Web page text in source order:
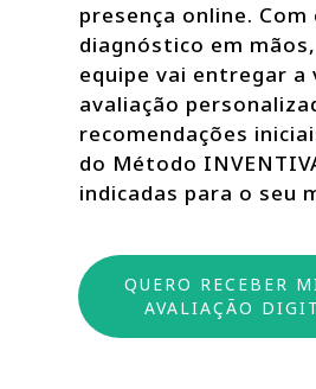
presença online. Com
diagnóstico em
equipe vai entregar a
avaliação
recomendações
do Método
indicadas para o seu
QUERO RECEBER
AVALIAÇÃO